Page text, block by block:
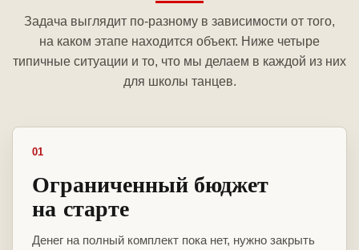
Задача выглядит по-разному в зависимости от того,
на каком этапе находится объект. Ниже четыре
типичные ситуации и то, что мы делаем в каждой из них
для школы танцев.
01
Ограниченный бюджет
на старте
Денег на полный комплект пока нет, нужно закрыть